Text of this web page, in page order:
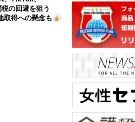
税の回避を狙う
取得への懸念も